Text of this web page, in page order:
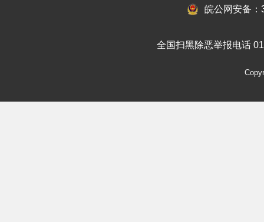
皖公网安备
全国扫黑除恶举报电话